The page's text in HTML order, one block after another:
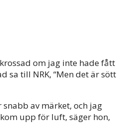
om jag inte hade fått
sa till NRK, “Men det är sött
snabb av märket, och jag
upp för luft, säger hon,